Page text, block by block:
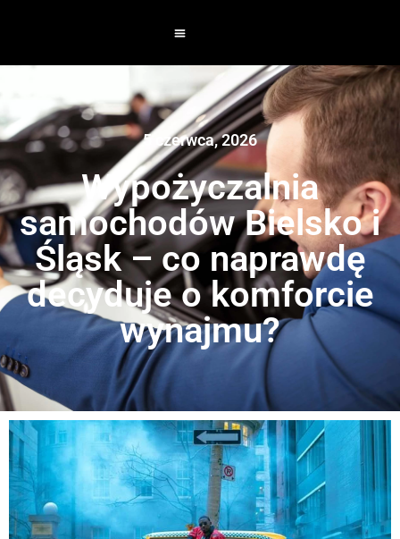
5 czerwca, 2026
Wypożyczalnia
samochodów Bielsko i
Śląsk – co naprawdę
decyduje o komforcie
wynajmu?